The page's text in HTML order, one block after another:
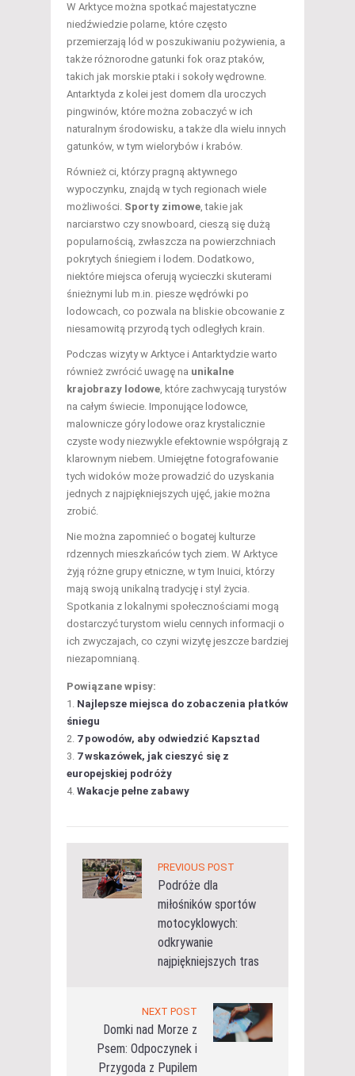
W Arktyce można spotkać majestatyczne
niedźwiedzie polarne, które często
przemierzają lód w poszukiwaniu pożywienia, a
także różnorodne gatunki fok oraz ptaków,
takich jak morskie ptaki i sokoły wędrowne.
Antarktyda z kolei jest domem dla uroczych
pingwinów, które można zobaczyć w ich
naturalnym środowisku, a także dla wielu innych
gatunków, w tym wielorybów i krabów.
Również ci, którzy pragną aktywnego
wypoczynku, znajdą w tych regionach wiele
możliwości. Sporty zimowe , takie jak
narciarstwo czy snowboard, cieszą się dużą
popularnością, zwłaszcza na powierzchniach
pokrytych śniegiem i lodem. Dodatkowo,
niektóre miejsca oferują wycieczki skuterami
śnieżnymi lub m.in. piesze wędrówki po
lodowcach, co pozwala na bliskie obcowanie z
niesamowitą przyrodą tych odległych krain.
Podczas wizyty w Arktyce i Antarktydzie warto
również zwrócić uwagę na unikalne
krajobrazy lodowe , które zachwycają turystów
na całym świecie. Imponujące lodowce,
malownicze góry lodowe oraz krystalicznie
czyste wody niezwykle efektownie współgrają z
klarownym niebem. Umiejętne fotografowanie
tych widoków może prowadzić do uzyskania
jednych z najpiękniejszych ujęć, jakie można
zrobić.
Nie można zapomnieć o bogatej kulturze
rdzennych mieszkańców tych ziem. W Arktyce
żyją różne grupy etniczne, w tym Inuici, którzy
mają swoją unikalną tradycję i styl życia.
Spotkania z lokalnymi społecznościami mogą
dostarczyć turystom wielu cennych informacji o
ich zwyczajach, co czyni wizytę jeszcze bardziej
niezapomnianą.
Powiązane wpisy:
Najlepsze miejsca do zobaczenia płatków
śniegu
7 powodów, aby odwiedzić Kapsztad
7 wskazówek, jak cieszyć się z
europejskiej podróży
Wakacje pełne zabawy
PREVIOUS POST
Podróże dla
miłośników sportów
motocyklowych:
odkrywanie
najpiękniejszych tras
NEXT POST
Domki nad Morze z
Psem: Odpoczynek i
Przygoda z Pupilem